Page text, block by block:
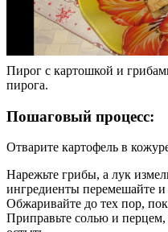
Пирог с картошкой и
пирога.
Пошаговый процесс:
Отварите картофель в
Нарежьте грибы, а лук
ингредиенты перемешайте
Обжаривайте до тех пор,
Приправьте солью и